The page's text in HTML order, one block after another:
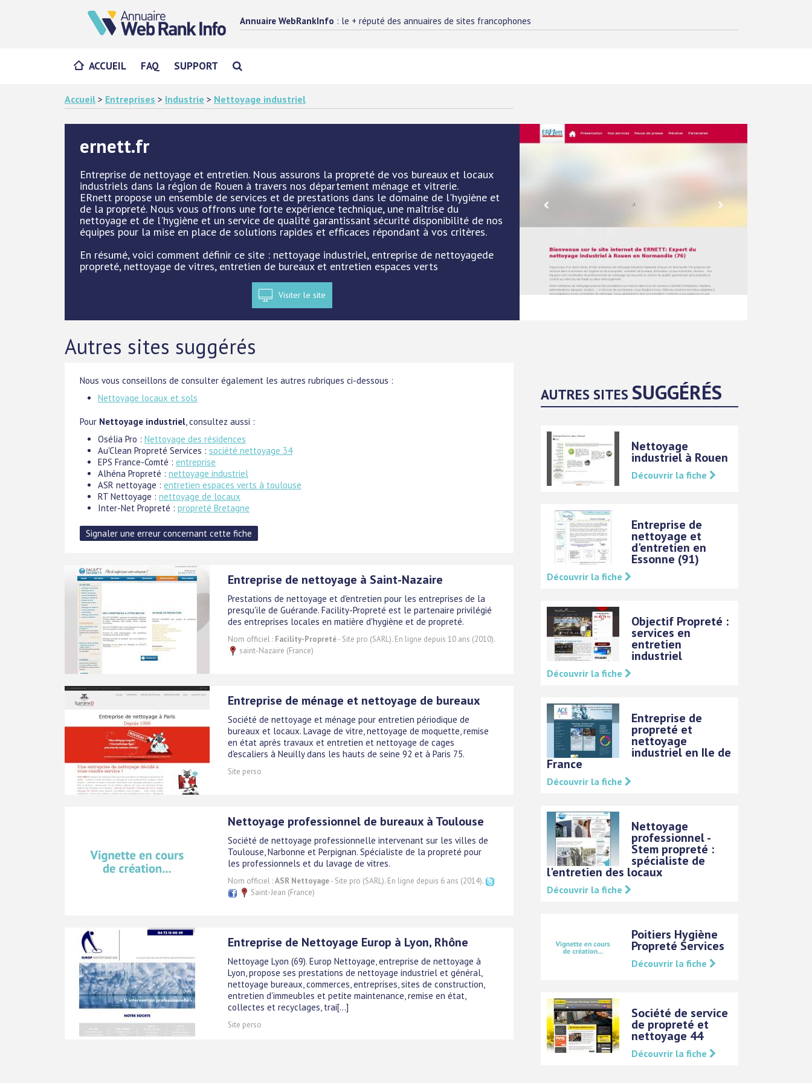
Annuaire WebRankInfo : le + réputé des annuaires de sites francophones
ACCUEIL FAQ SUPPORT
Accueil > Entreprises > Industrie > Nettoyage industriel
ernett.fr
Entreprise de nettoyage et entretien. Nous assurons la propreté de vos bureaux et locaux
industriels dans la région de Rouen à travers nos département ménage et vitrerie.
ERnett propose un ensemble de services et de prestations dans le domaine de l'hygiène et
de la propreté. Nous vous offrons une forte expérience technique, une maîtrise du
nettoyage et de l'hygiène et un service de qualité garantissant sécurité disponibilité de nos
équipes pour la mise en place de solutions rapides et efficaces répondant à vos critères.
En résumé, voici comment définir ce site : nettoyage industriel, entreprise de nettoyagede
propreté, nettoyage de vitres, entretien de bureaux et entretien espaces verts
Visiter le site
Autres sites suggérés
Nous vous conseillons de consulter également les autres rubriques ci-dessous :
Nettoyage locaux et sols
Pour Nettoyage industriel , consultez aussi :
Osélia Pro : Nettoyage des résidences
Au'Clean Propreté Services : société nettoyage 34
EPS France-Comté : entreprise
Alhéna Propreté : nettoyage industriel
ASR nettoyage : entretien espaces verts à toulouse
RT Nettoyage : nettoyage de locaux
Inter-Net Propreté : propreté Bretagne
Entreprise de nettoyage à Saint-Nazaire
Prestations de nettoyage et d'entretien pour les entreprises de la
presqu'ile de Guérande. Facility-Propreté est le partenaire privilégié
des entreprises locales en matière d'hygiène et de propreté.
Nom officiel : Facility-Propreté- Site pro (SARL). En ligne depuis 10 ans (2010).
saint-Nazaire (France)
Entreprise de ménage et nettoyage de bureaux
Société de nettoyage et ménage pour entretien périodique de
bureaux et locaux. Lavage de vitre, nettoyage de moquette, remise
en état après travaux et entretien et nettoyage de cages
d'escaliers à Neuilly dans les hauts de seine 92 et à Paris 75.
Site perso
Nettoyage professionnel de bureaux à Toulouse
Société de nettoyage professionnelle intervenant sur les villes de
Toulouse, Narbonne et Perpignan. Spécialiste de la propreté pour
les professionnels et du lavage de vitres.
Nom officiel :ASR Nettoyage- Site pro (SARL). En ligne depuis 6 ans (2014).
Saint-Jean (France)
Entreprise de Nettoyage Europ à Lyon, Rhône
Nettoyage Lyon (69). Europ Nettoyage, entreprise de nettoyage à
Lyon, propose ses prestations de nettoyage industriel et général,
nettoyage bureaux, commerces, entreprises, sites de construction,
entretien d'immeubles et petite maintenance, remise en état,
collectes et recyclages, trai[...]
Site perso
AUTRES SITESSUGGÉRÉS
Nettoyage
industriel à Rouen
Découvrir la fiche
Entreprise de
nettoyage et
d'entretien en
Essonne (91)
Découvrir la fiche
Objectif Propreté :
services en
entretien
industriel
Découvrir la fiche
Entreprise de
propreté et
nettoyage
industriel en Ile de
France
Découvrir la fiche
Nettoyage
professionnel -
Stem propreté :
spécialiste de
l'entretien des locaux
Découvrir la fiche
Poitiers Hygiène
Propreté Services
Découvrir la fiche
Société de service
de propreté et
nettoyage 44
Découvrir la fiche